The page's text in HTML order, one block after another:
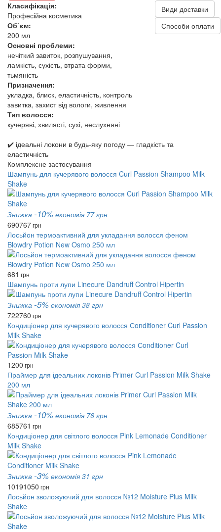
Класифікація:
Професійна косметика
Об`єм:
200 мл
Основні проблеми:
нечіткий завиток, розпушування,
ламкість, сухість, втрата форми,
тьмяність
Призначення:
укладка, блиск, еластичність, контроль
завитка, захист від вологи, живлення
Тип волосся:
кучеряві, хвилясті, сухі, неслухняні
Види доставки
Способи оплати
✔️ ідеальні локони в будь-яку погоду — гладкість та
еластичність
Комплексне застосування
Шампунь для кучерявого волосся Curl Passion Shampoo Milk
Shake
Знижка -10% економія 77 грн
690767грн
Лосьйон термоактивний для укладання волосся феном
Blowdry Potion New Osmo 250 мл
681 грн
Шампунь проти лупи Linecure Dandruff Control Hipertin
Знижка -5% економія 38 грн
722760 грн
Кондиціонер для кучерявого волосся Сonditioner Curl Passion
Milk Shake
1200 грн
Праймер для ідеальних локонів Primer Curl Passion Milk Shake
200 мл
Знижка -10% економія 76 грн
685761 грн
Кондиціонер для світлого волосся Pink Lemonade Conditioner
Milk Shake
Знижка -3% економія 31 грн
10191050 грн
Лосьйон зволожуючий для волосся №12 Moisture Plus Milk
Shake